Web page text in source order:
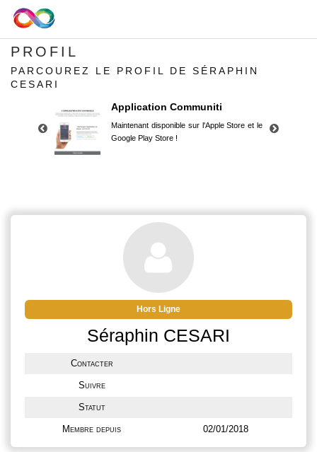
PROFIL
PARCOUREZ LE PROFIL DE SÉRAPHIN
CESARI
Application Communiti
Maintenant disponible sur l'Apple Store et le
Google Play Store !
Google Play Store !
Hors Ligne
Séraphin CESARI
Contacter
Suivre
Statut
Membre depuis 02/01/2018